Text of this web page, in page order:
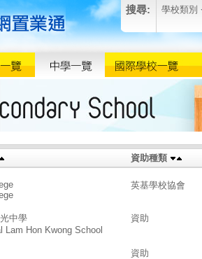
搜尋: 學校類別
資助種類
英基學校協會
中學
Lam Hon Kwong School
資助
資助